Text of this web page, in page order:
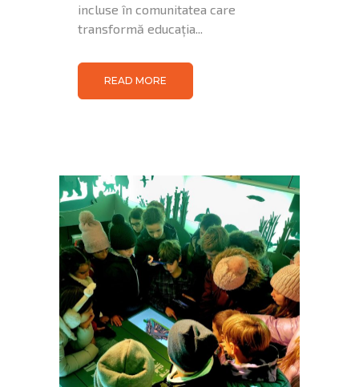
incluse în comunitatea care
transformă educația...
READ MORE